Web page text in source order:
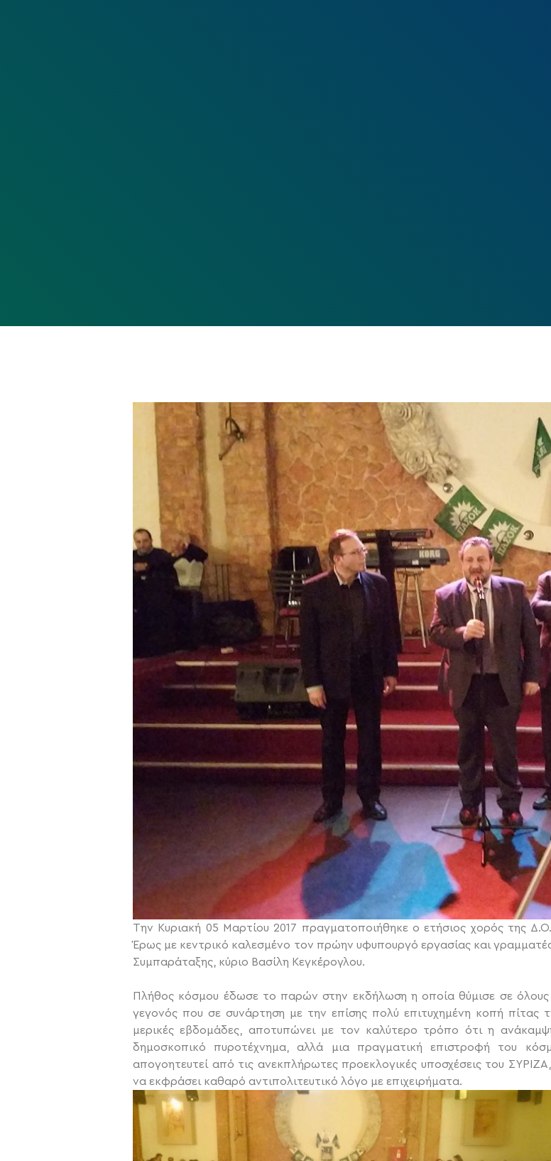
Την Κυριακή 05 Μαρτίου 2017 πραγματοποιήθηκε ο ετήσιος χορός της
Έρως με κεντρικό καλεσμένο τον πρώην υφυπουργό εργασίας και
Συμπαράταξης, κύριο Βασίλη Κεγκέρογλου.
Πλήθος κόσμου έδωσε το παρών στην εκδήλωση η οποία θύμισε σε
γεγονός που σε συνάρτηση με την επίσης πολύ επιτυχημένη κοπή πίτας
μερικές εβδομάδες, αποτυπώνει με τον καλύτερο τρόπο ότι η
δημοσκοπικό πυροτέχνημα, αλλά μια πραγματική επιστροφή του
απογοητευτεί από τις ανεκπλήρωτες προεκλογικές υποσχέσεις του
να εκφράσει καθαρό αντιπολιτευτικό λόγο με επιχειρήματα.